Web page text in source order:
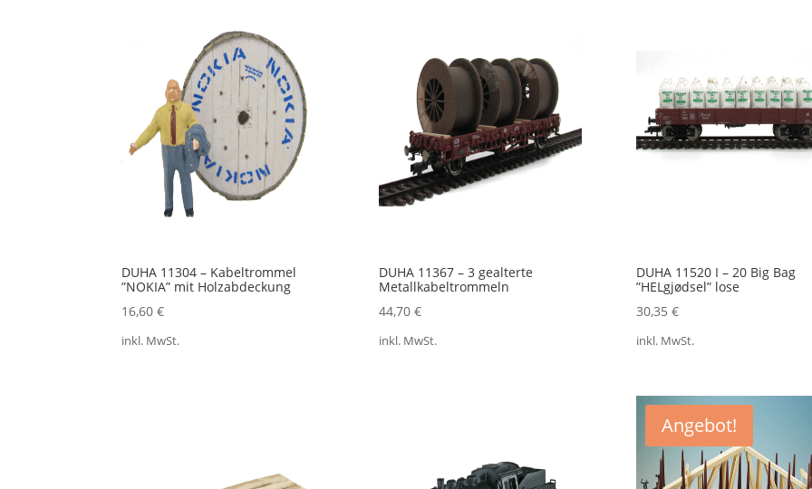
DUHA 11304 – Kabeltrommel
”NOKIA” mit Holzabdeckung
16,60€
inkl. MwSt.
DUHA 11367 – 3 gealterte
Metallkabeltrommeln
44,70 €
inkl. MwSt.
DUHA 11520 I – 20 Big Bag
”HELgjødsel” lose
30,35 €
inkl. MwSt.
Angebot!